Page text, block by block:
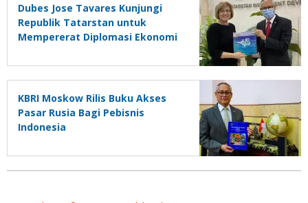
Dubes Jose Tavares Kunjungi
Republik Tatarstan untuk
Mempererat Diplomasi Ekonomi
KBRI Moskow Rilis Buku Akses
Pasar Rusia Bagi Pebisnis
Indonesia